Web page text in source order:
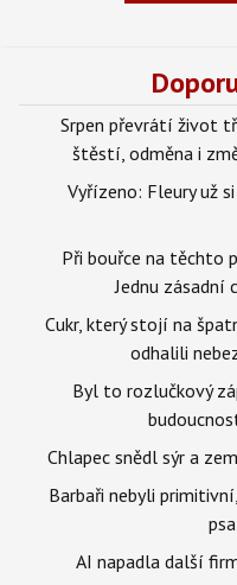
Srpen převrátí život
štěstí, odměna i
Vyřízeno: Fleury už
Při bouřce na těchto
Jednu zásadní
Cukr, který stojí na
odhalili
Byl to rozlučkový
Chlapec snědl sýr a
Barbaři nebyli
AI napadla další